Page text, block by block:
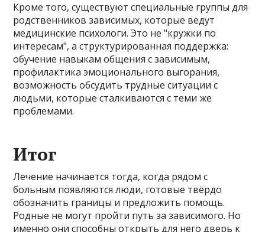
Кроме того, существуют специальные группы для
родственников зависимых, которые ведут
медицинские психологи. Это не "кружки по
интересам", а структурированная поддержка:
обучение навыкам общения с зависимым,
профилактика эмоционального выгорания,
возможность обсудить трудные ситуации с
людьми, которые сталкиваются с теми же
проблемами.
Итог
Лечение начинается тогда, когда рядом с
больным появляются люди, готовые твёрдо
обозначить границы и предложить помощь.
Родные не могут пройти путь за зависимого. Но
именно они способны открыть для него дверь к